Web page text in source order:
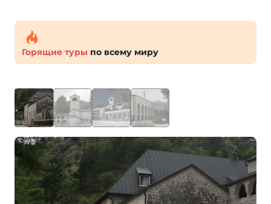
Горящие туры по всему миру